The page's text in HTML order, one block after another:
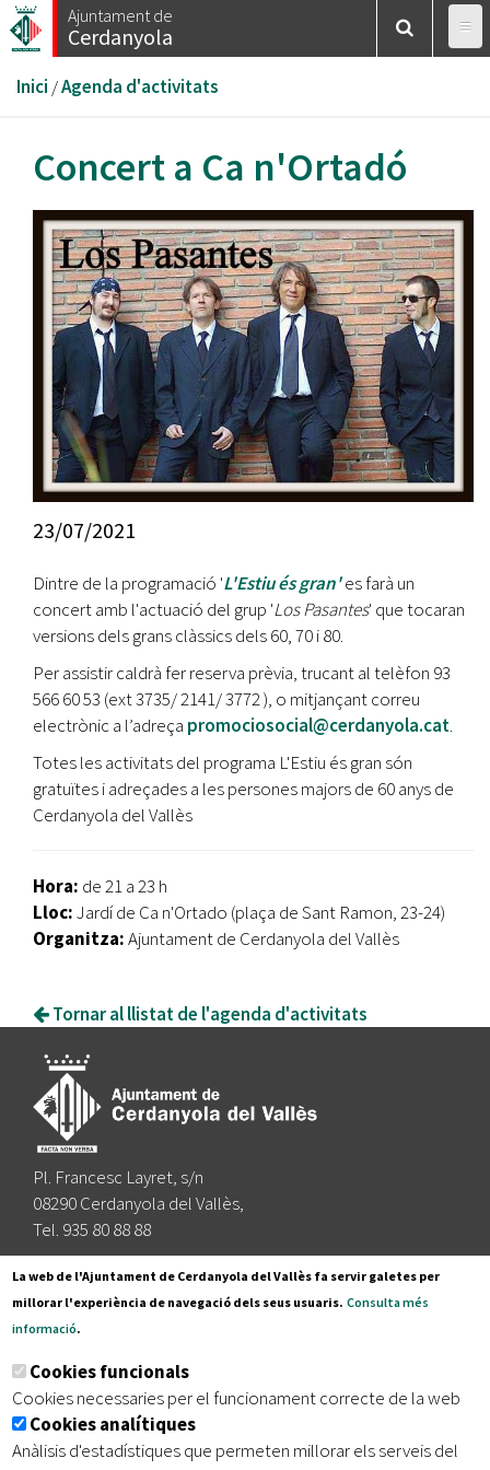
Vés
al
Ajuntament de
Cerdanyola
Esteu
aquí
Inici /Agenda d'activitats
Concert a Ca n'Ortadó
23/07/2021
Dintre de la programació 'L'Estiu és gran'es farà un
concert amb l'actuació del grup 'Los Pasantes' que tocaran
versions dels grans clàssics dels 60, 70 i 80.
Per assistir caldrà fer reserva prèvia, trucant al telèfon 93
566 60 53 (ext 3735/ 2141/ 3772 ), o mitjançant correu
electrònic a l’adreça promociosocial@cerdanyola.cat.
Totes les activitats del programa L'Estiu és gran són
gratuïtes i adreçades a les persones majors de 60 anys de
Cerdanyola del Vallès
Hora: de 21 a 23 h
Lloc:Jardí de Ca n'Ortado (plaça de Sant Ramon, 23-24)
Organitza:Ajuntament de Cerdanyola del Vallès
Tornar al llistat de l'agenda d'activitats
Pl. Francesc Layret, s/n
08290 Cerdanyola del Vallès,
Tel. 935 80 88 88
Segueix-nos a:
Subscriu-te al nostre butlletí
Inici | Avís legal | Protecció de dades
| Accessibilitat
La web de l'Ajuntament de Cerdanyola del Vallès fa servir galetes per
millorar l'experiència de navegació dels seus usuaris. Consulta més
informació.
Cookies funcionals
Cookies necessaries per el funcionament correcte de la web
Cookies analítiques
Anàlisis d'estadístiques que permeten millorar els serveis del